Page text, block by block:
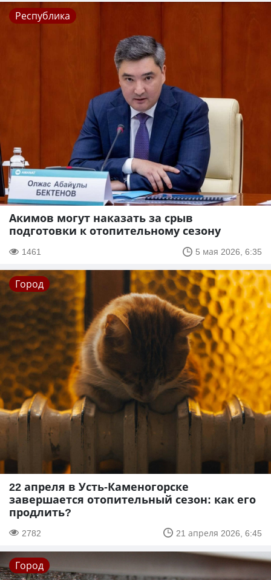
Республика
Акимов могут наказать за срыв
подготовки к отопительному сезону
1461 5 мая 2026, 6:35
Город
22 апреля в Усть-Каменогорске
завершается отопительный сезон: как его
продлить?
2782 21 апреля 2026, 6:45
Город